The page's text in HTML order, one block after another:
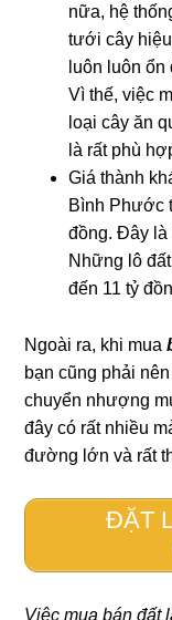
nữa, hệ
tưới cây
luôn luôn
Vì thế, việc
loại cây ăn
là rất phù
Giá thành
Bình Phước
đồng. Đây là
Những lô
đến 11 tỷ
Ngoài ra, khi mua
bạn cũng phải
chuyển nhượng
đây có rất nhiều
đường lớn và rất
ĐẶT
Việc mua bán đất